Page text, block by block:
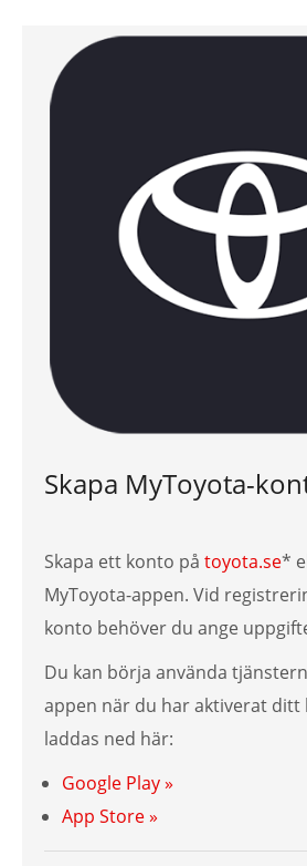
Skapa MyToyota-
Skapa ett konto på toyota.se*
MyToyota-appen. Vid
konto behöver du ange
Du kan börja använda
appen när du har aktiverat ditt
laddas ned här:
Google Play »
App Store »